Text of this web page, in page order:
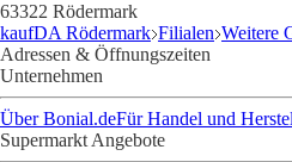
63322 Rödermark
kaufDA Rödermark Filialen Weitere
Adressen & Öffnungszeiten
Unternehmen
Über Bonial.deFür Handel und
Supermarkt Angebote